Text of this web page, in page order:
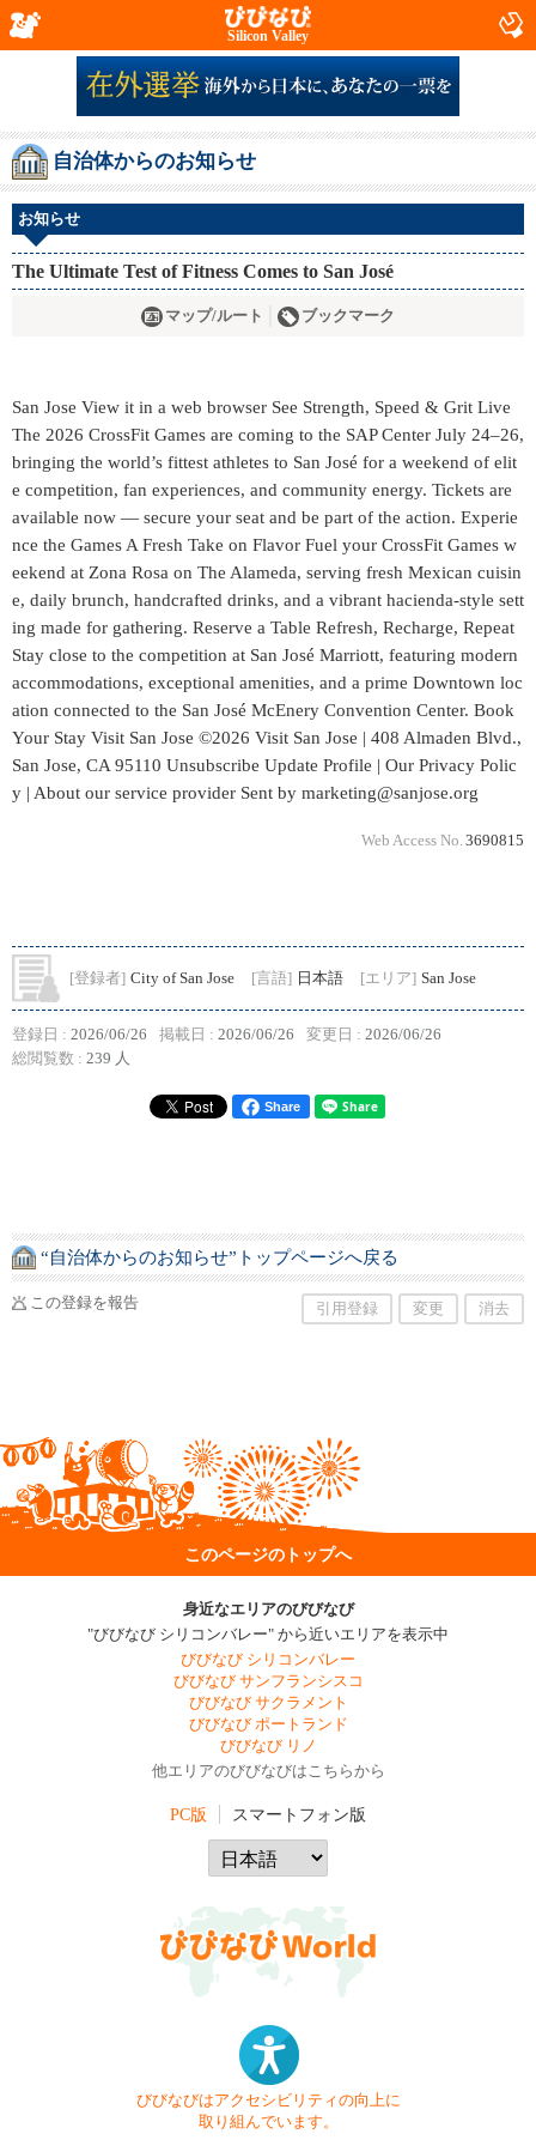
Silicon Valley
自治体からのお知らせ
お知らせ
The Ultimate Test of Fitness Comes to San José
マップ/ルート ブックマーク
San Jose View it in a web browser See Strength, Speed & Grit Live
The 2026 CrossFit Games are coming to the SAP Center July 24–26,
bringing the world’s fittest athletes to San José for a weekend of elit
e competition, fan experiences, and community energy. Tickets are
available now — secure your seat and be part of the action. Experie
nce the Games A Fresh Take on Flavor Fuel your CrossFit Games w
eekend at Zona Rosa on The Alameda, serving fresh Mexican cuisin
e, daily brunch, handcrafted drinks, and a vibrant hacienda-style sett
ing made for gathering. Reserve a Table Refresh, Recharge, Repeat
Stay close to the competition at San José Marriott, featuring modern
accommodations, exceptional amenities, and a prime Downtown loc
ation connected to the San José McEnery Convention Center. Book
Your Stay Visit San Jose ©2026 Visit San Jose | 408 Almaden Blvd.,
San Jose, CA 95110 Unsubscribe Update Profile | Our Privacy Polic
y | About our service provider Sent by marketing@sanjose.org
Web Access No. 3690815
[登録者] City of San Jose [言語] 日本語 [エリア] San Jose
登録日 : 2026/06/26 掲載日 : 2026/06/26 変更日 : 2026/06/26
総閲覧数 : 239 人
Share
“自治体からのお知らせ”トップページへ戻る
この登録を報告 引用登録 変更 消去
このページのトップへ
身近なエリアのびびなび
"びびなび シリコンバレー" から近いエリアを表示中
びびなび シリコンバレー
びびなび サンフランシスコ
びびなび サクラメント
びびなび ポートランド
びびなび リノ
他エリアのびびなびはこちらから
PC版 スマートフォン版
びびなびはアクセシビリティの向上に
取り組んでいます。